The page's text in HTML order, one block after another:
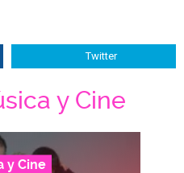
Twitter
y Cine
y Cine